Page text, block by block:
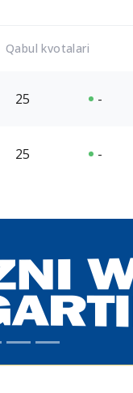
Qabul kvotalari
25 -
25 -